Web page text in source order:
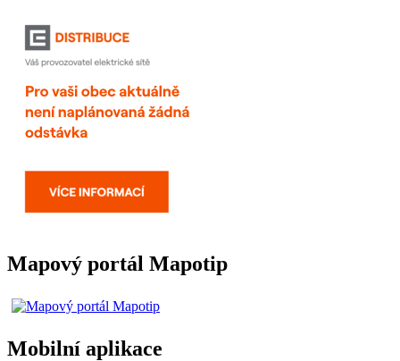
Mapový portál Mapotip
Mobilní aplikace